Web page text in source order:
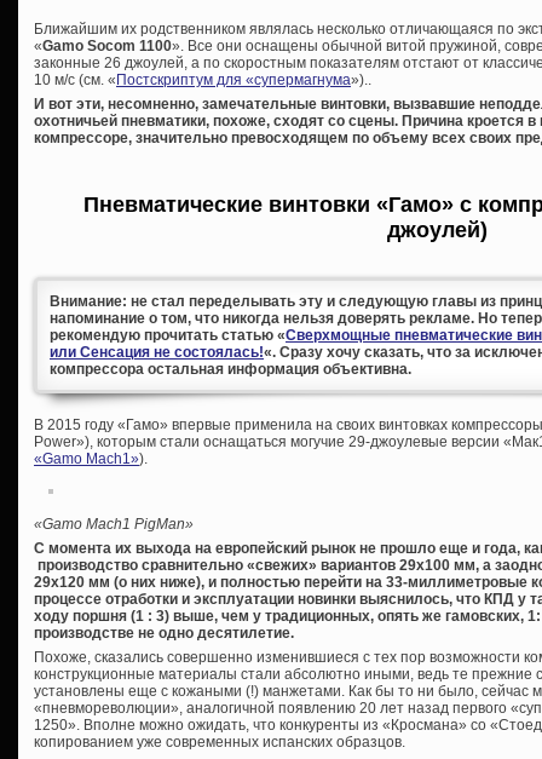
Ближайшим их родственником являлась несколько отличающаяся по
«Gamo Socom 1100». Все они оснащены обычной витой пружиной,
законные 26 джоулей, а по скоростным показателям отстают от
10 м/с (см. « Постскриптум для «супермагнума»)..
И вот эти, несомненно, замечательные винтовки, вызвавшие
охотничьей пневматики, похоже, сходят со сцены. Причина кроется
компрессоре, значительно превосходящем по объему всех своих
Пневматические винтовки «Гамо» с
джоулей)
Внимание: не стал переделывать эту и следующую главы из
напоминание о том, что никогда нельзя доверять рекламе. Но
рекомендую прочитать статью «Сверхмощные пневматические
или Сенсация не состоялась!«. Сразу хочу сказать, что за
компрессора остальная информация объективна.
В 2015 году «Гамо» впервые применила на своих винтовках
Power»), которым стали оснащаться могучие 29-джоулевые версии
«Gamo Maсh1»).
«Gamo Mach1 PigMan»
С момента их выхода на европейский рынок не прошло еще и года,
производство сравнительно «свежих» вариантов 29х100 мм, а
29х120 мм (о них ниже), и полностью перейти на 33-миллиметровые
процессе отработки и эксплуатации новинки выяснилось, что КПД у
ходу поршня (1 : 3) выше, чем у традиционных, опять же гамовских,
производстве не одно десятилетие.
Похоже, сказались совершенно изменившиеся с тех пор возможности
конструкционные материалы стали абсолютно иными, ведь те прежние
установлены еще с кожаными (!) манжетами. Как бы то ни было, сейчас
«пневмореволюции», аналогичной появлению 20 лет назад первого
1250». Вполне можно ожидать, что конкуренты из «Кросмана» со
копированием уже современных испанских образцов.